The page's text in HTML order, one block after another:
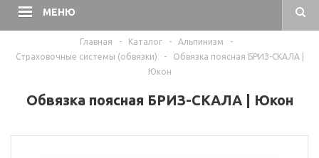
МЕНЮ
Главная - Каталог - Альпинизм
-
Страховочные системы (обвязки)
-
Обвязка поясная БРИЗ-СКАЛА |
Юкон
Обвязка поясная БРИЗ-СКАЛА | Юкон